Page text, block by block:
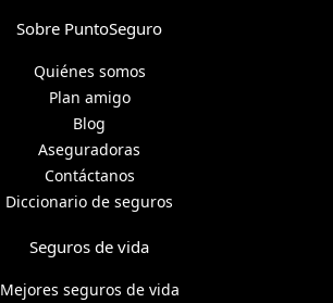
Sobre PuntoSeguro
Quiénes somos
Plan amigo
Blog
Aseguradoras
Contáctanos
Diccionario de seguros
Seguros de vida
Mejores seguros de vida